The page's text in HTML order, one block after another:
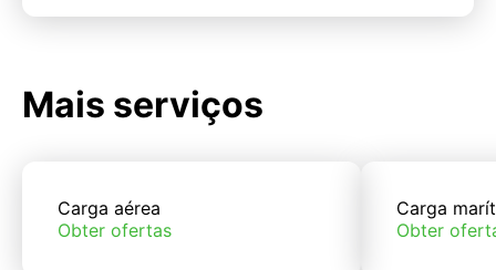
Mais serviços
Carga aérea
Obter ofertas
Carga
Obter